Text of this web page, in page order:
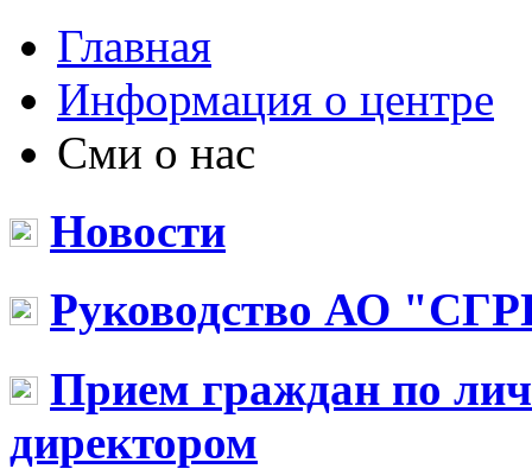
Главная
Информация о центре
Сми о нас
Новости
Руководство АО
Прием граждан по
директором